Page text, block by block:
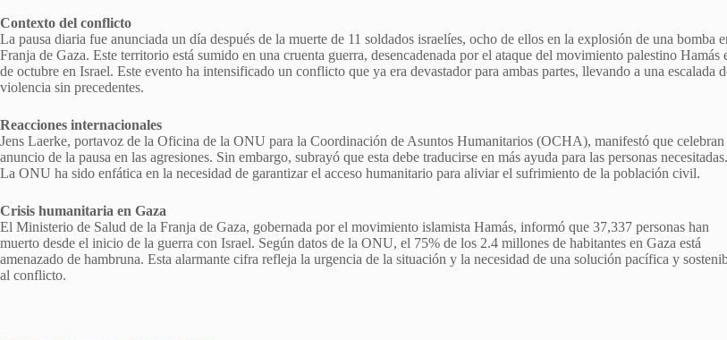
Contexto del conflicto
La pausa diaria fue anunciada un día después de la muerte de 11 soldados israelíes, ocho de ellos en la explosión de una bomba
Franja de Gaza. Este territorio está sumido en una cruenta guerra, desencadenada por el ataque del movimiento palestino Hamás
de octubre en Israel. Este evento ha intensificado un conflicto que ya era devastador para ambas partes, llevando a una escalada
violencia sin precedentes.
Reacciones internacionales
Jens Laerke, portavoz de la Oficina de la ONU para la Coordinación de Asuntos Humanitarios (OCHA), manifestó que celebran
anuncio de la pausa en las agresiones. Sin embargo, subrayó que esta debe traducirse en más ayuda para las personas necesitadas.
La ONU ha sido enfática en la necesidad de garantizar el acceso humanitario para aliviar el sufrimiento de la población civil.
Crisis humanitaria en Gaza
El Ministerio de Salud de la Franja de Gaza, gobernada por el movimiento islamista Hamás, informó que 37,337 personas han
muerto desde el inicio de la guerra con Israel. Según datos de la ONU, el 75% de los 2.4 millones de habitantes en Gaza está
amenazado de hambruna. Esta alarmante cifra refleja la urgencia de la situación y la necesidad de una solución pacífica y
al conflicto.